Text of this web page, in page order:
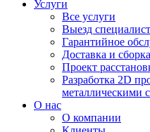
Услуги
Все услуги
Выезд
Гарантийное
Доставка и
Проект
Разработка 2D
металлическими
О нас
О компании